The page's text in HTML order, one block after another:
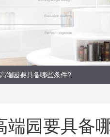
端园要具备哪些条件?
端园要具备